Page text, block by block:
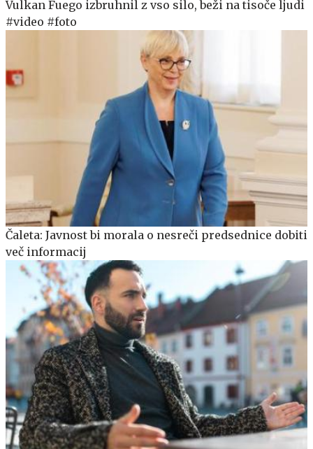
Vulkan Fuego izbruhnil z vso silo, beži na tisoče ljudi
#video #foto
Čaleta: Javnost bi morala o nesreči predsednice dobiti
več informacij